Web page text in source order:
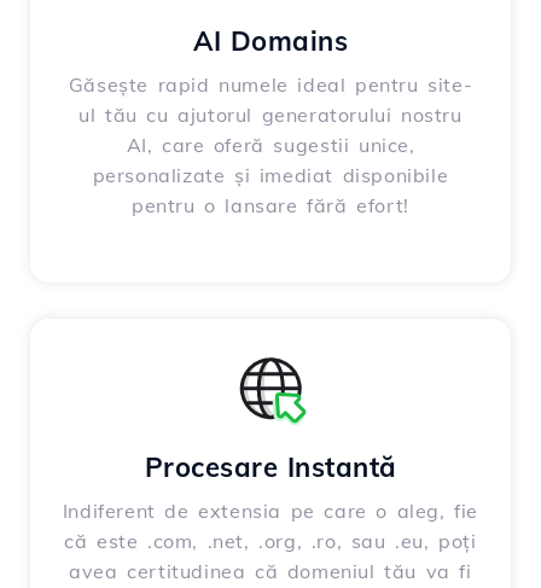
AI Domains
Găsește rapid numele ideal pentru site-
ul tău cu ajutorul generatorului nostru
AI, care oferă sugestii unice,
personalizate și imediat disponibile
pentru o lansare fără efort!
Procesare Instantă
Indiferent de extensia pe care o aleg, fie
că este .com, .net, .org, .ro, sau .eu, poți
avea certitudinea că domeniul tău va fi